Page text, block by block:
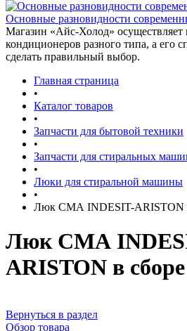
Основные разновидности
Магазин «Айс-Холод»
кондиционеров разного типа, а его
сделать правильный выбор.
Главная страница
•
Каталог товаров
•
Запчасти для бытовой техники
•
Запчасти для стиральных
•
Люки для стиральной машины
•
Люк СМА INDESIT-ARISTON
Люк СМА
ARISTON в
Вернуться в раздел
Обзор товара